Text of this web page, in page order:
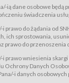
konta użytkownika w
na odległość umów
na odległość umów
o świadczeniu usług drogą
z późń. zm.). Usługi
w Regulaminie dostęp
ią dane osobowe będą
świadczenia
i prawo do żądania od
ich sprostowania,
prawo do przenoszenia
i prawo wniesienia
Ochrony Danych
i danych osobowych